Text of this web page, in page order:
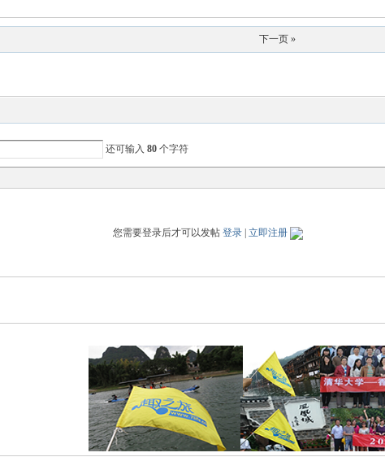
下一页 »
还可输入80 个字符
您需要登录后才可以发帖登录 |立即注册